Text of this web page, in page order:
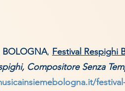
BOLOGNA, Festival Respighi
Compositore Senza